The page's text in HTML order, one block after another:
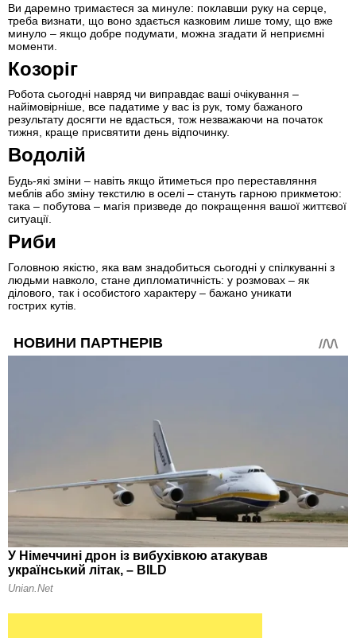
Ви даремно тримаєтеся за минуле: поклавши руку на серце,
треба визнати, що воно здається казковим лише тому, що вже
минуло – якщо добре подумати, можна згадати й неприємні
моменти.
Козоріг
Робота сьогодні навряд чи виправдає ваші очікування –
найімовірніше, все падатиме у вас із рук, тому бажаного
результату досягти не вдасться, тож незважаючи на початок
тижня, краще присвятити день відпочинку.
Водолій
Будь-які зміни – навіть якщо йтиметься про переставляння
меблів або зміну текстилю в оселі – стануть гарною прикметою:
така – побутова – магія призведе до покращення вашої життєвої
ситуації.
Риби
Головною якістю, яка вам знадобиться сьогодні у спілкуванні з
людьми навколо, стане дипломатичність: у розмовах – як
ділового, так і особистого характеру – бажано уникати
гострих кутів.